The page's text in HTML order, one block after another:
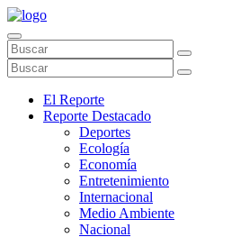
El Reporte
Reporte Destacado
Deportes
Ecología
Economía
Entretenimiento
Internacional
Medio Ambiente
Nacional